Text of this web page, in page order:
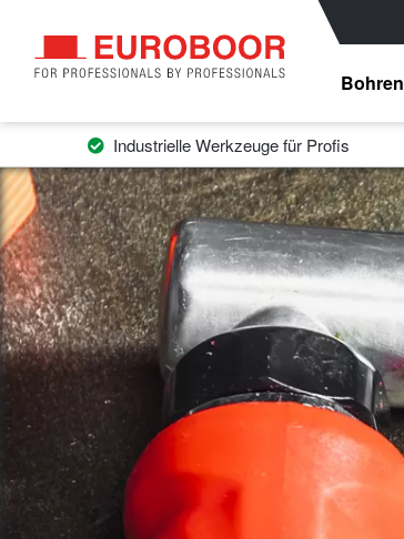
Bohren
Industrielle Werkzeuge für Profis